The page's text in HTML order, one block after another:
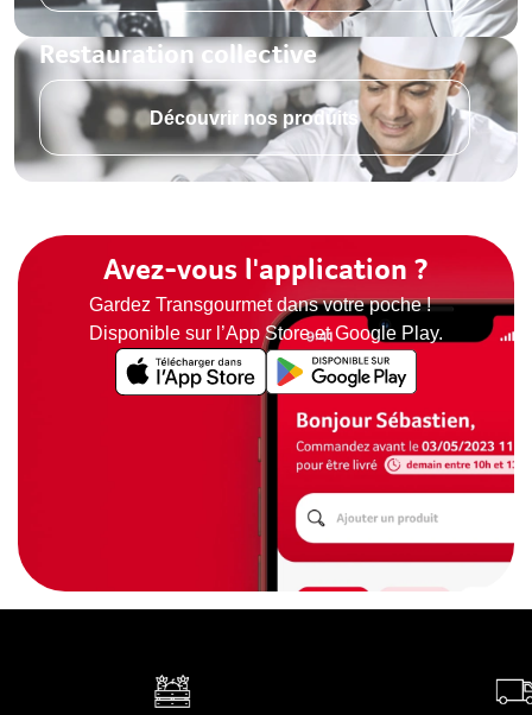
Restauration collective
Découvrir nos produits
Avez-vous l'application ?
Gardez Transgourmet dans votre poche !
Disponible sur l’App Store et Google Play.